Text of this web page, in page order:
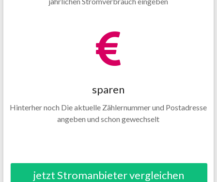
sparen
Hinterher noch Die aktuelle Zählernummer und Postadresse
angeben und schon gewechselt
jetzt Stromanbieter vergleichen